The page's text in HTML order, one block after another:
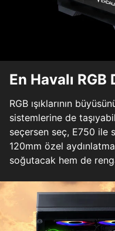
En Havalı
RGB ışıklarının
sistemlerine de
seçersen seç, E750 ile
120mm özel
soğutacak hem de